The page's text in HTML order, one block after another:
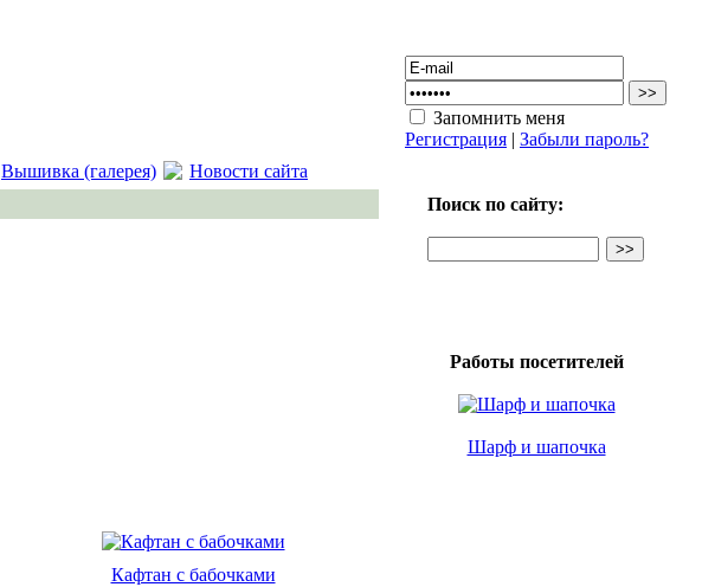
Запомнить меня
Регистрация | Забыли пароль?
Вышивка (галерея) Новости сайта
Кафтан с бабочками
Поиск по сайту:
Работы посетителей
Шарф и шапочка